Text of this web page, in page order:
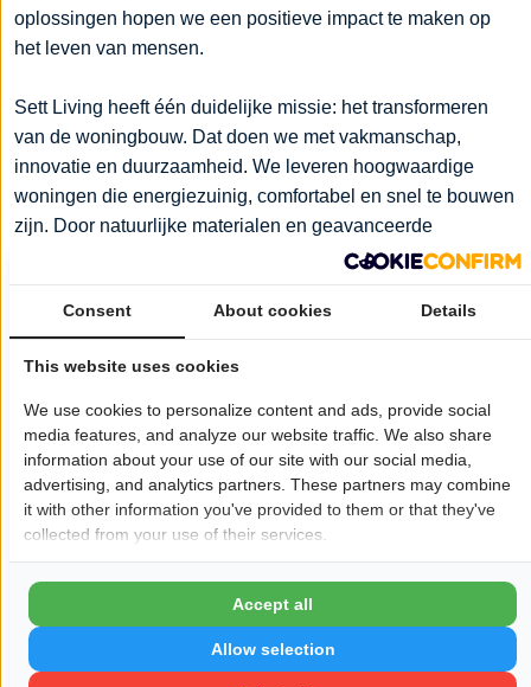
oplossingen hopen we een positieve impact te maken op
het leven van mensen.
Sett Living heeft één duidelijke missie: het transformeren
van de woningbouw. Dat doen we met vakmanschap,
innovatie en duurzaamheid. We leveren hoogwaardige
woningen die energiezuinig, comfortabel en snel te bouwen
zijn. Door natuurlijke materialen en geavanceerde
technologieën te gebruiken, verminderen we de CO2-
uitstoot en bevorderen we een gezondere leefomgeving.
Ons doel is om wonen betaalbaar, duurzaam en
toegankelijk te maken voor iedereen, zonder in te leveren
op kwaliteit of comfort.
Sett Living bouwt hoogwaardige, duurzame en
betaalbare woningen met vakmanschap en innovatie
Bij ons draait het om ambachtelijk vakmanschap en het
gebruik van alleen de beste materialen. Dit is al meer
innovatieve technieken en geautomatiseerde processen
te combineren, produceren we snel en efficiënt
hoogwaardige woningen. Het resultaat is een woning
die klopt, werkt en doordacht is. En waarin iedere
Consent About cookies Details
This website uses cookies
We use cookies to personalize content and ads, provide social
media features, and analyze our website traffic. We also share
information about your use of our site with our social media,
advertising, and analytics partners. These partners may combine
it with other information you've provided to them or that they've
collected from your use of their services.
Allow selection
Accept all